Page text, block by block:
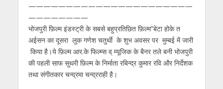
A
p
p
o
o
k
a
m
n
g
er
dI
n
——————————————————————
————————
भोजपुरी फ़िल्म इंडस्ट्री के सबसे बहुप्रतिछित फ़िल्म”बेटा होके त
अईसन का दूसरा लुक गणेश चतुर्थी के शुभ अवसर पर मुम्बई में जारी
किया है।ये फ़िल्म आर.के फिल्म्स व् म्यूजिक के बैनर तले बनी भोजपुरी
की पहली साफ सुथरी फ़िल्म के निर्माता रबिन्द्र कुमार रवि और निर्देशक
तथा संगीतकार चन्द्रमा चन्द्रराही है।